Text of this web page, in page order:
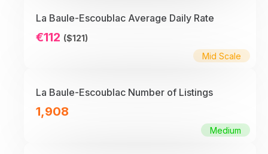
La Baule-Escoublac Average Daily Rate
€112 ($121)
Mid Scale
La Baule-Escoublac Number of Listings
1,908
Medium